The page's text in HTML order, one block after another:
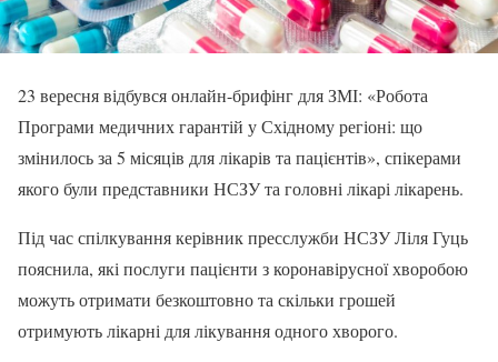
23 вересня відбувся онлайн-брифінг для ЗМІ: «Робота
Програми медичних гарантій у Східному регіоні: що
змінилось за 5 місяців для лікарів та пацієнтів», спікерами
якого були представники НСЗУ та головні лікарі лікарень.
Під час спілкування керівник пресслужби НСЗУ Ліля Гуць
пояснила, які послуги пацієнти з коронавірусної хворобою
можуть отримати безкоштовно та скільки грошей
отримують лікарні для лікування одного хворого.